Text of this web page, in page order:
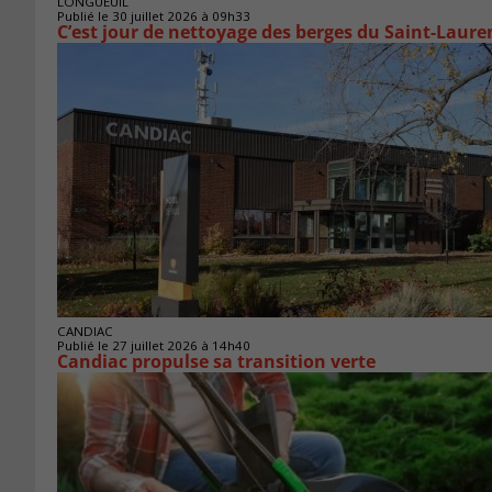
Publié le 30 juillet 2026 à 09h33
C’est jour de nettoyage des berges du Saint-
CANDIAC
Publié le 27 juillet 2026 à 14h40
Candiac propulse sa transition verte